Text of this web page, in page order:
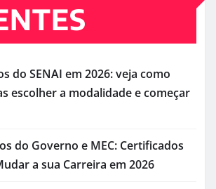
do SENAI em 2026: veja como
escolher a modalidade e começar
do Governo e MEC: Certificados
a sua Carreira em 2026